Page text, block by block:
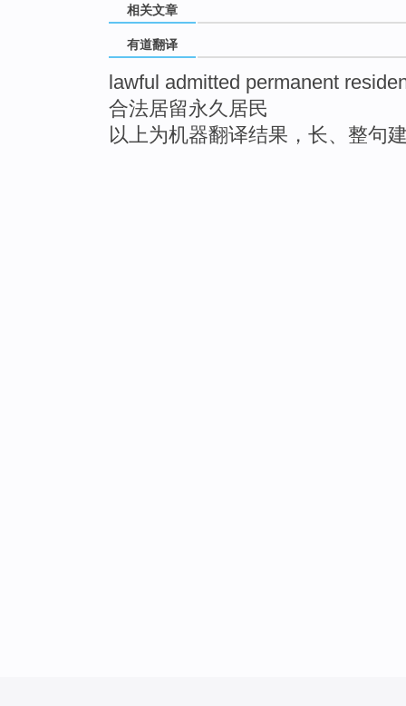
相关文章
有道翻译
lawful admitted permanent
合法居留永久居民
以上为机器翻译结果，长、整句